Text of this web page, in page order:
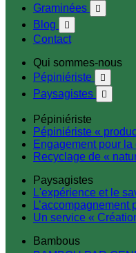
Graminées 
Blog 
Contact
Qui sommes-nous
Pépiniériste

Paysagistes 
Pépiniériste
Pépiniériste «
Engagement pour
Recyclage de «
Paysagistes
L'expérience et le
Un service «
Bambous